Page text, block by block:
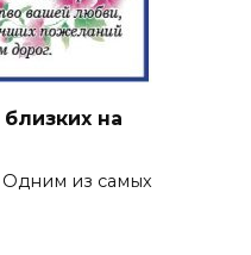
на
Одним из самых